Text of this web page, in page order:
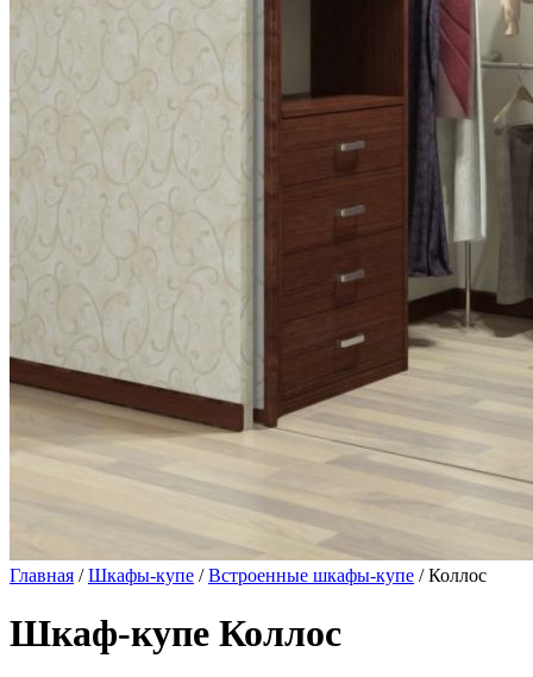
Главная /Шкафы-купе /Встроенные шкафы-купе / Коллос
Шкаф-купе Коллос